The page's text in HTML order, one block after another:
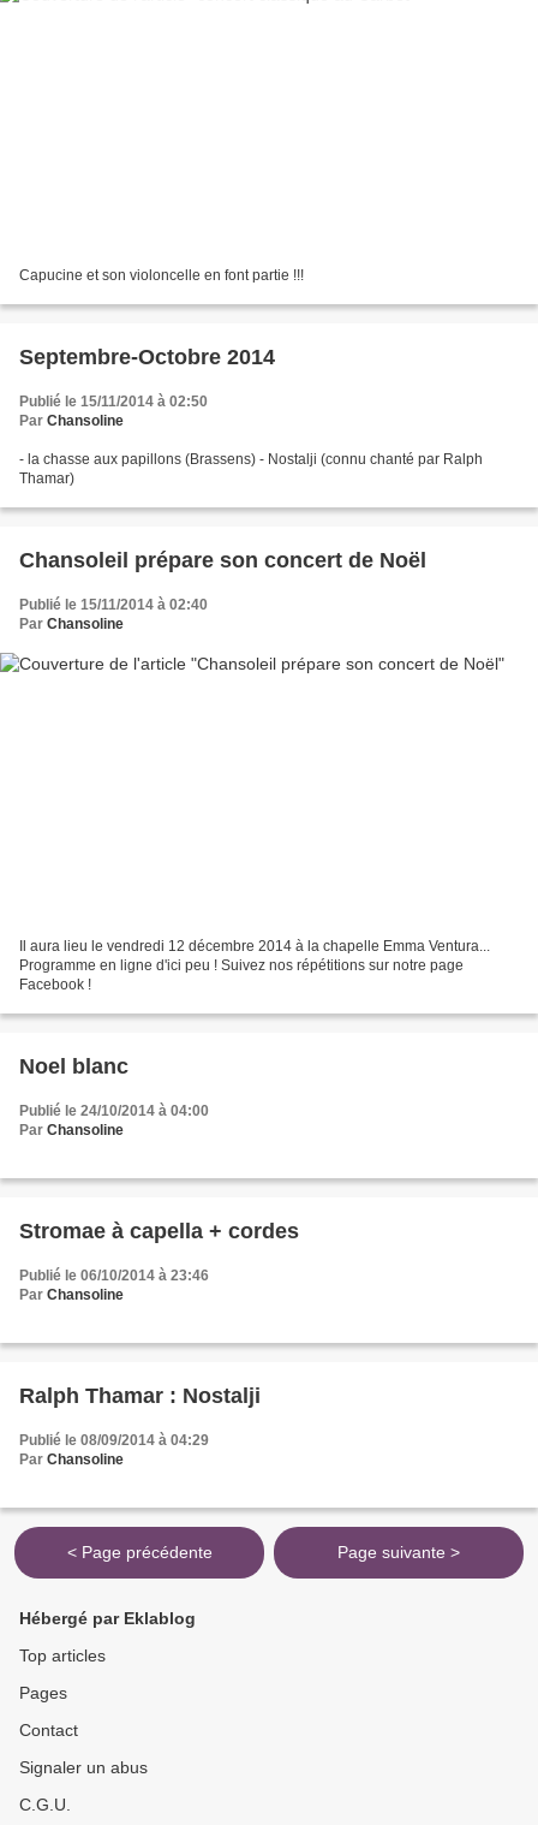
Capucine et son violoncelle en font partie !!!
Septembre-Octobre 2014
Publié le 15/11/2014 à 02:50
Par Chansoline
- la chasse aux papillons (Brassens) - Nostalji (connu chanté par Ralph
Thamar)
Chansoleil prépare son concert de Noël
Publié le 15/11/2014 à 02:40
Par Chansoline
Il aura lieu le vendredi 12 décembre 2014 à la chapelle Emma Ventura...
Programme en ligne d'ici peu ! Suivez nos répétitions sur notre page
Facebook !
Noel blanc
Publié le 24/10/2014 à 04:00
Par Chansoline
Stromae à capella + cordes
Publié le 06/10/2014 à 23:46
Par Chansoline
Ralph Thamar : Nostalji
Publié le 08/09/2014 à 04:29
Par Chansoline
< Page précédente Page suivante >
Hébergé par Eklablog
Top articles
Pages
Contact
Signaler un abus
C.G.U.